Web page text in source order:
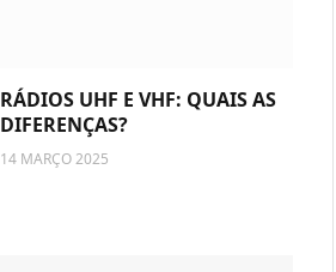
RÁDIOS UHF E VHF: QUAIS AS
DIFERENÇAS?
14 MARÇO 2025